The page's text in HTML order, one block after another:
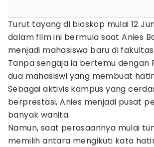
Turut tayang di bioskop mulai 12
dalam film ini bermula saat Anies
menjadi mahasiswa baru di
Tanpa sengaja ia bertemu dengan
dua mahasiswi yang membuat
Sebagai aktivis kampus yang
berprestasi, Anies menjadi pusat
banyak wanita.
Namun, saat perasaannya mulai
memilih antara mengikuti kata